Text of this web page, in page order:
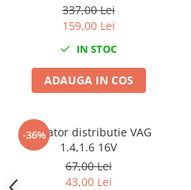
Scule Electrice
Aparate de spalat cu presiune
Aspiratoare industriale
Lampi si Lanterne
Masini de insurubat si gaurit
Masini de polishat
Pistoale aer cald
Pistoale de lipit
337,00 Lei
159,00 Lei
IN STOC
ADAUGA IN COS
-36%
Blocator distributie VAG
1.4,1.6 16V
67,00 Lei
43,00 Lei